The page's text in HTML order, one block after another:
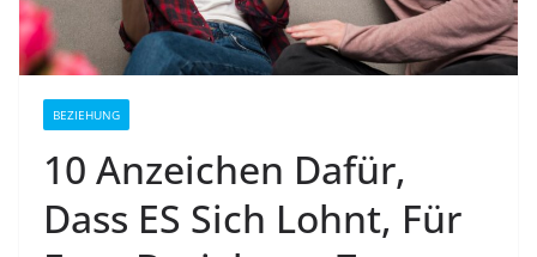
BEZIEHUNG
10 Anzeichen Dafür,
Dass ES Sich Lohnt, Für